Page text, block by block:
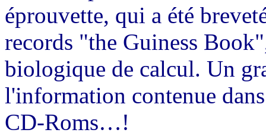
éprouvette, qui a été
records "the Guiness
biologique de calcul. Un
l'information contenue
CD-Roms…!